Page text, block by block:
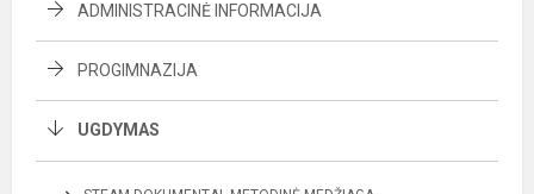
ADMINISTRACINĖ INFORMACIJA
PROGIMNAZIJA
UGDYMAS